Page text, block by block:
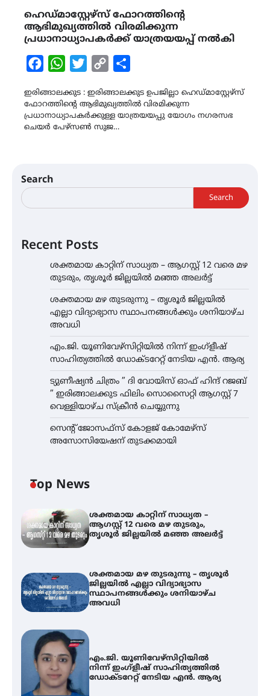
ഹെഡ്മാസ്റ്റേഴ്സ് ഫോറത്തിന്റെ
ആഭിമുഖ്യത്തിൽ വിരമിക്കുന്ന
പ്രധാനാധ്യാപകർക്ക് യാത്രയയപ്പ് നൽകി
FacebookWhatsAppTwitterCopy
ഇരിങ്ങാലക്കുട : ഇരിങ്ങാലക്കുട ഉപജില്ലാ ഹെഡ്മാസ്റ്റേഴ്സ്
ഫോറത്തിന്റെ ആഭിമുഖ്യത്തിൽ വിരമിക്കുന്ന
പ്രധാനാധ്യാപകർക്കുള്ള യാത്രയയപ്പു യോഗം നഗരസഭ
ചെയർ പേഴ്സൺ സുജ…
Search
Search
Recent Posts
ശക്തമായ കാറ്റിന് സാധ്യത – ആഗസ്റ്റ് 12 വരെ മഴ
തുടരും, തൃശൂർ ജില്ലയിൽ മഞ്ഞ അലർട്ട്
ശക്തമായ മഴ തുടരുന്നു – തൃശൂർ ജില്ലയിൽ
എല്ലാ വിദ്യാഭ്യാസ സ്ഥാപനങ്ങൾക്കും ശനിയാഴ്ച
അവധി
എം.ജി. യൂണിവേഴ്‌സിറ്റിയിൽ നിന്ന് ഇംഗ്ളീഷ്
സാഹിത്യത്തിൽ ഡോക്ടറേറ്റ് നേടിയ എൻ. ആര്യ
ട്യുണീഷ്യൻ ചിത്രം ” ദി വോയിസ് ഓഫ് ഹിന്ദ് റജബ്
” ഇരിങ്ങാലക്കുട ഫിലിം സൊസൈറ്റി ആഗസ്റ്റ് 7
വെള്ളിയാഴ്ച സ്‌ക്രീൻ ചെയ്യുന്നു
സെന്റ് ജോസഫ്സ് കോളജ് കോമേഴ്‌സ്
അസോസിയേഷന് തുടക്കമായി
Top News
ശക്തമായ കാറ്റിന് സാധ്യത –
ആഗസ്റ്റ് 12 വരെ മഴ തുടരും,
തൃശൂർ ജില്ലയിൽ മഞ്ഞ അലർട്ട്
ശക്തമായ മഴ തുടരുന്നു – തൃശൂർ
ജില്ലയിൽ എല്ലാ വിദ്യാഭ്യാസ
സ്ഥാപനങ്ങൾക്കും ശനിയാഴ്ച
അവധി
എം.ജി. യൂണിവേഴ്‌സിറ്റിയിൽ
നിന്ന് ഇംഗ്ളീഷ് സാഹിത്യത്തിൽ
ഡോക്ടറേറ്റ് നേടിയ എൻ. ആര്യ